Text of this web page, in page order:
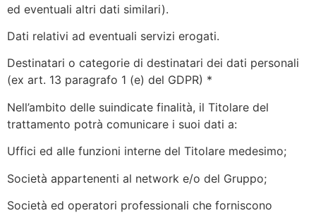
ed eventuali altri dati similari).
Dati relativi ad eventuali servizi erogati.
Destinatari o categorie di destinatari dei dati personali
(ex art. 13 paragrafo 1 (e) del GDPR) *
Nell’ambito delle suindicate finalità, il Titolare del
trattamento potrà comunicare i suoi dati a:
Uffici ed alle funzioni interne del Titolare medesimo;
Società appartenenti al network e/o del Gruppo;
Società ed operatori professionali che forniscono